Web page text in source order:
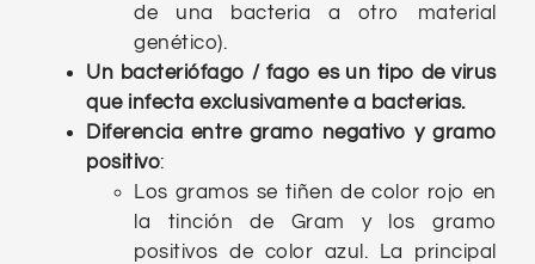
de una bacteria a otro material
genético).
Un bacteriófago / fago es un tipo de virus
que infecta exclusivamente a bacterias.
Diferencia entre gramo negativo y gramo
positivo:
Los gramos se tiñen de color rojo en
la tinción de Gram y los gramo
positivos de color azul. La principal